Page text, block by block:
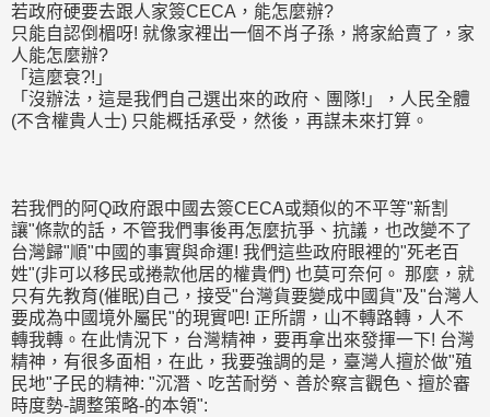
若政府硬要去跟人家簽CECA，能怎麼辦?
只能自認倒楣呀! 就像家裡出一個不肖子孫，將家給賣了，家
人能怎麼辦?
「這麼衰?!」
「沒辦法，這是我們自己選出來的政府、團隊!」，人民全體
(不含權貴人士) 只能概括承受，然後，再謀未來打算。
若我們的阿Q政府跟中國去簽CECA或類似的不平等"新割
讓"條款的話，不管我們事後再怎麼抗爭、抗議，也改變不了
台灣歸"順"中國的事實與命運! 我們這些政府眼裡的"死老百
姓"(非可以移民或捲款他居的權貴們) 也莫可奈何。 那麼，就
只有先教育(催眠)自己，接受"台灣貨要變成中國貨"及"台灣人
要成為中國境外屬民"的現實吧! 正所謂，山不轉路轉，人不
轉我轉。在此情況下，台灣精神，要再拿出來發揮一下! 台灣
精神，有很多面相，在此，我要強調的是，臺灣人擅於做"殖
民地"子民的精神: "沉潛、吃苦耐勞、善於察言觀色、擅於審
時度勢-調整策略-的本領":